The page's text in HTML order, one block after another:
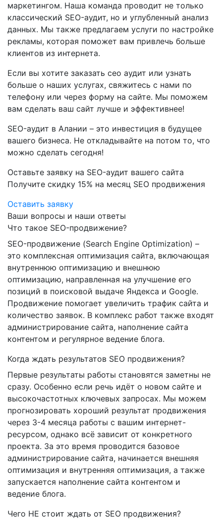
маркетингом. Наша команда проводит не только
классический SEO-аудит, но и углубленный анализ
данных. Мы также предлагаем услуги по настройке
рекламы, которая поможет вам привлечь больше
клиентов из интернета.
Если вы хотите заказать сео аудит или узнать
больше о наших услугах, свяжитесь с нами по
телефону или через форму на сайте. Мы поможем
вам сделать ваш сайт лучше и эффективнее!
SEO-аудит в Алании – это инвестиция в будущее
вашего бизнеса. Не откладывайте на потом то, что
можно сделать сегодня!
Оставьте заявку на SEO-аудит вашего сайта
Получите скидку 15% на месяц SEO продвижения
Оставить заявку
Ваши вопросы и наши ответы
Что такое SEO-продвижение?
SEO-продвижение (Search Engine Optimization) –
это комплексная оптимизация сайта, включающая
внутреннюю оптимизацию и внешнюю
оптимизацию, направленная на улучшение его
позиций в поисковой выдаче Яндекса и Google.
Продвижение помогает увеличить трафик сайта и
количество заявок. В комплекс работ также входят
администрирование сайта, наполнение сайта
контентом и регулярное ведение блога.
Когда ждать результатов SEO продвижения?
Первые результаты работы становятся заметны не
сразу. Особенно если речь идёт о новом сайте и
высокочастотных ключевых запросах. Мы можем
прогнозировать хороший результат продвижения
через 3-4 месяца работы с вашим интернет-
ресурсом, однако всё зависит от конкретного
проекта. За это время проводится базовое
администрирование сайта, начинается внешняя
оптимизация и внутренняя оптимизация, а также
запускается наполнение сайта контентом и
ведение блога.
Чего НЕ стоит ждать от SEO продвижения?